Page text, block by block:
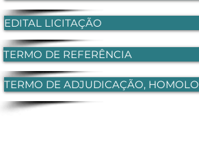
EDITAL LICITAÇÃO
TERMO DE REFERÊNCIA
TERMO DE ADJUDICAÇÃO,